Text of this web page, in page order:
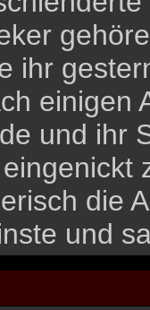
ihr
einigen
und ihr
die
und